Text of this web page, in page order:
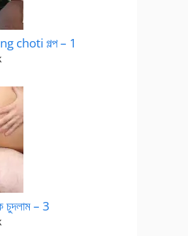
choti গল্প – 1
চুদলাম – 3